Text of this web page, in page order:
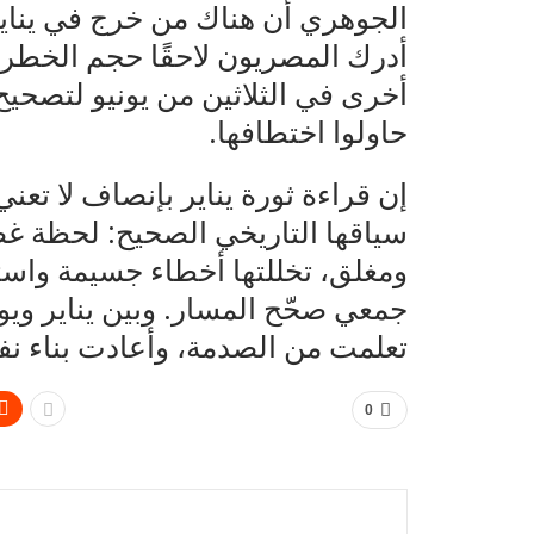
الجوهري أن هناك من خرج في
أدرك المصريون لاحقًا حجم الخطر
أخرى في الثلاثين من يونيو
حاولوا اختطافها.
إن قراءة ثورة يناير بإنصاف لا
سياقها التاريخي الصحيح:
ومغلق، تخللتها أخطاء جسيمة
جمعي صحّح المسار. وبين يناير
تعلمت من الصدمة، وأعادت بناء
0